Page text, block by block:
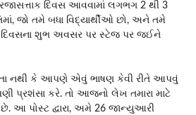
દિવસ આવવામાં લગભગ 2 થી 3
જો તમે બધા વિદ્યાર્થીઓ છો, અને તમે
દિવસના શુભ અવસર પર સ્ટેજ પર જઈને
નથી કે આપણે એવું ભાષણ કેવી રીતે આપવું
પ્રશંસા કરે. તો આજનો લેખ તમારા માટે
છે. આ પોસ્ટ દ્વારા, અમે 26 જાન્યુઆરી